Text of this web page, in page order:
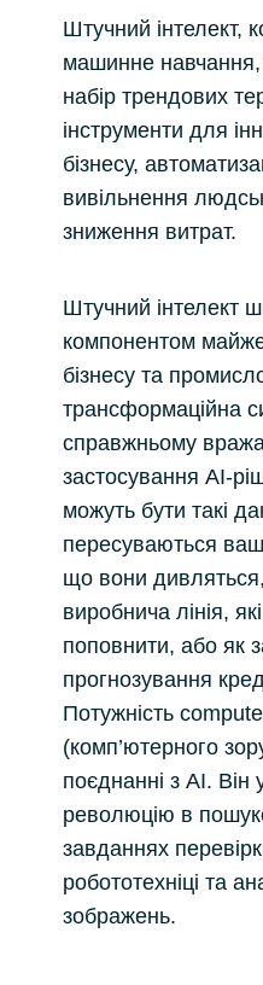
Штучний інтелект,
машинне навчання,
набір трендових
інструменти для
бізнесу,
вивільнення
зниження витрат.
Штучний інтелект
компонентом майже
бізнесу та
трансформаційна
справжньому
застосування AI-
можуть бути такі
пересуваються
що вони
виробнича лінія,
поповнити, або як
прогнозування
Потужність
(комп’ютерного
поєднанні з AІ. Він
революцію в
завданнях
робототехніці та
зображень.